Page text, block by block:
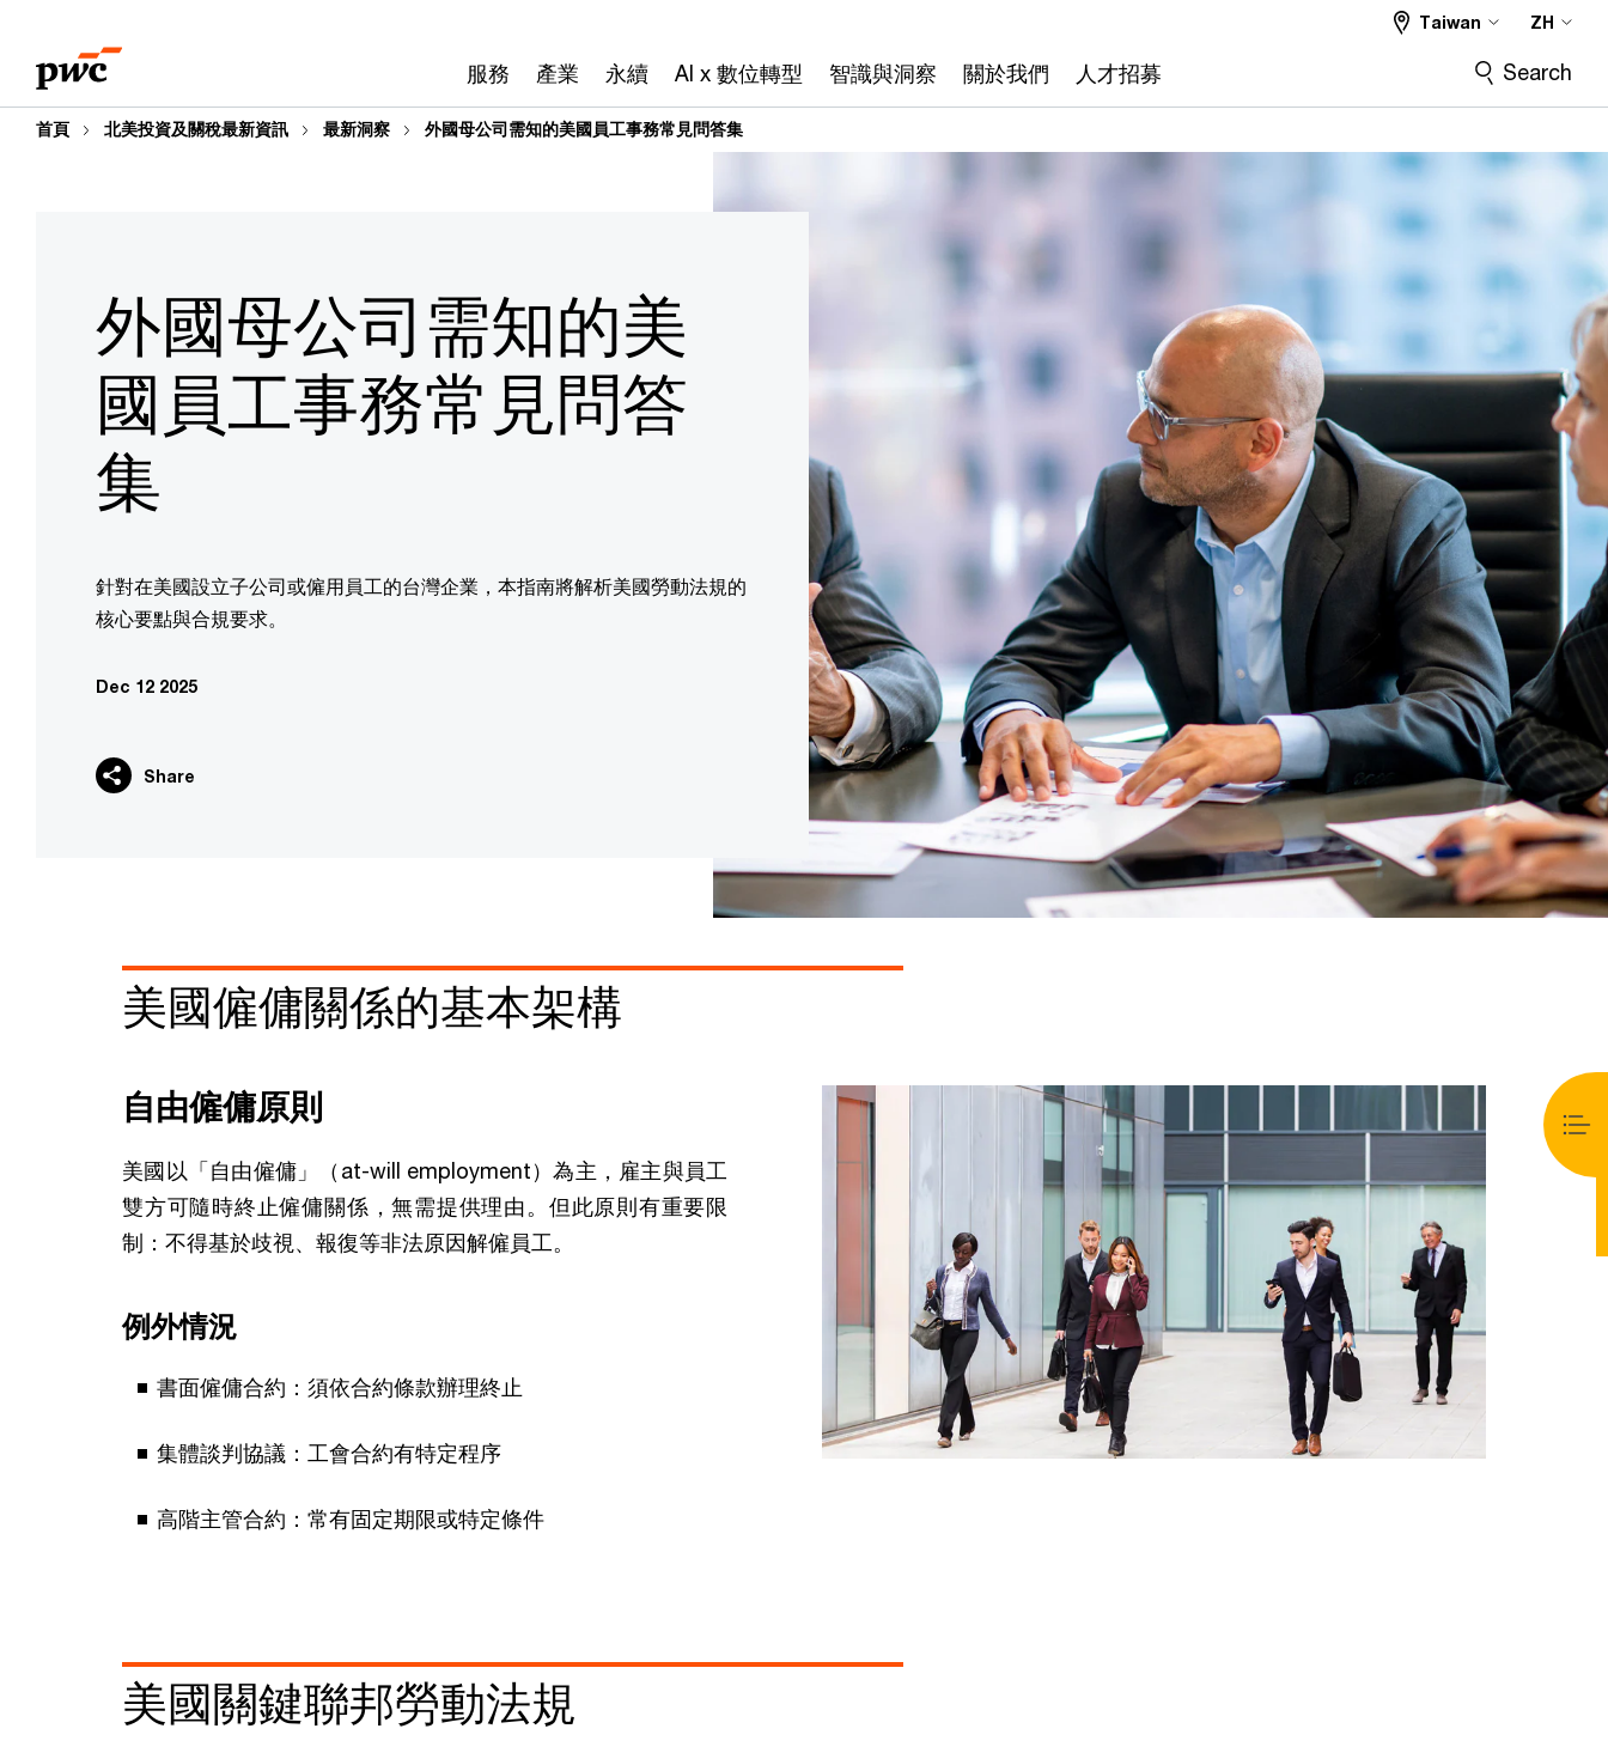
content
footer
服務 產業 永續 AI x 數位轉型 智識與洞察 關於我們 人才招募
Taiwan ZH
Search
首頁 北美投資及關稅最新資訊 最新洞察 外國母公司需知的美國員工事務常見問答集
外國母公司需知的美
國員工事務常見問答
集
針對在美國設立子公司或僱用員工的台灣企業，本指南將解析美國勞動法規的
核心要點與合規要求。
Dec 12 2025
Share
美國僱傭關係的基本架構
自由僱傭原則
美國以「自由僱傭」（at-will employment）為主，雇主與員工
雙方可隨時終止僱傭關係，無需提供理由。但此原則有重要限
制：不得基於歧視、報復等非法原因解僱員工。
例外情況
書面僱傭合約：須依合約條款辦理終止
集體談判協議：工會合約有特定程序
高階主管合約：常有固定期限或特定條件
美國關鍵聯邦勞動法規